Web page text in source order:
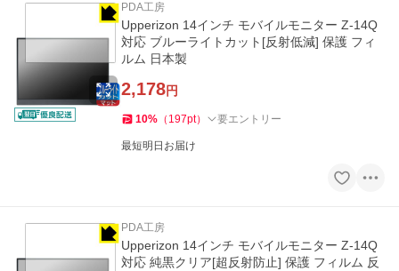
PDA工房
Upperizon 14インチ モバイルモニター Z-14Q
対応 ブルーライトカット[反射低減] 保護 フィ
ルム 日本製
2,178円
10% （ 197pt） 要エントリー
最短明日お届け
PDA工房
Upperizon 14インチ モバイルモニター Z-14Q
対応 純黒クリア[超反射防止] 保護 フィルム 反